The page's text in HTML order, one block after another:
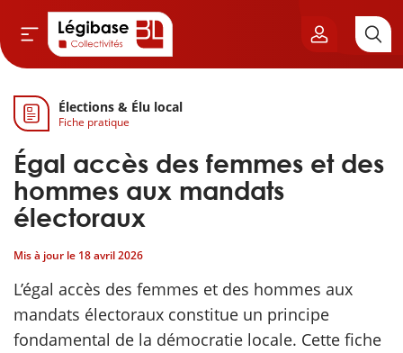
& Cimetières
& Élu local
& Finances locales
publique
Élections & Élu local
Fiche pratique
Égal accès des femmes et des
hommes aux mandats
électoraux
Mis à jour le 18 avril 2026
L’égal accès des femmes et des hommes aux
mandats électoraux constitue un principe
fondamental de la démocratie locale. Cette fiche